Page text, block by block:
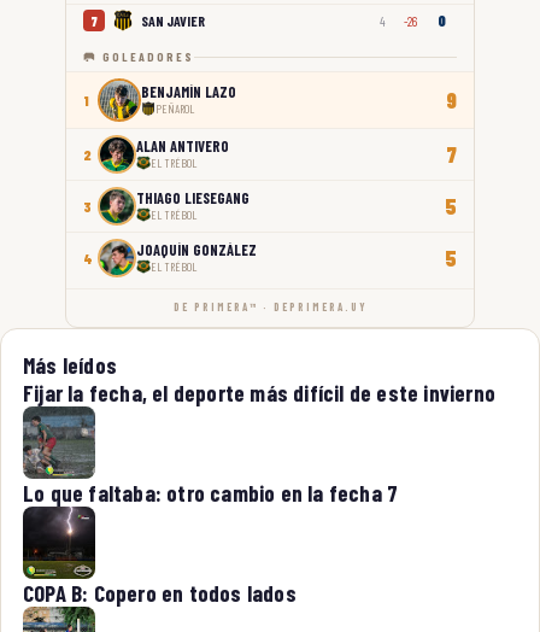
7 SAN JAVIER 4 -26 0
🥅 GOLEADORES
1 BENJAMÍN LAZO
PEÑAROL 9
2 ALAN ANTIVERO
EL TRÉBOL 7
3 THIAGO LIESEGANG
EL TRÉBOL 5
4 JOAQUÍN GONZÁLEZ
EL TRÉBOL 5
DE PRIMERA™ · DEPRIMERA.UY
Más leídos
Fijar la fecha, el deporte más difícil de este invierno
Lo que faltaba: otro cambio en la fecha 7
COPA B: Copero en todos lados